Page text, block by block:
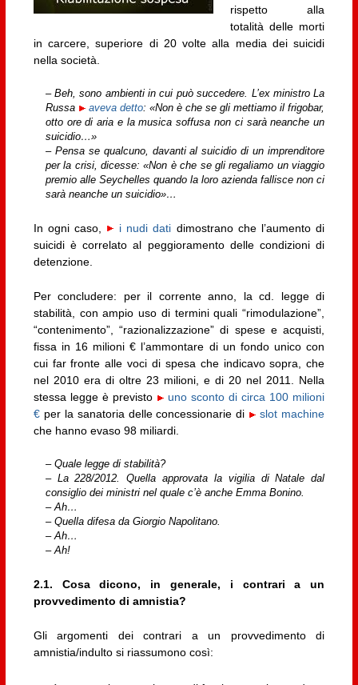
rispetto alla
totalità delle morti
in carcere, superiore di 20 volte alla media dei suicidi
nella società.
– Beh, sono ambienti in cui può succedere. L’ex ministro La
Russa
aveva detto: «Non è che se gli mettiamo il frigobar,
otto ore di aria e la musica soffusa non ci sarà neanche un
suicidio…»
– Pensa se qualcuno, davanti al suicidio di un imprenditore
per la crisi, dicesse: «Non è che se gli regaliamo un viaggio
premio alle Seychelles quando la loro azienda fallisce non ci
sarà neanche un suicidio»…
In ogni caso, i nudi dati dimostrano che l’aumento di
suicidi è correlato al peggioramento delle condizioni di
detenzione.
Per concludere: per il corrente anno, la cd. legge di
stabilità, con ampio uso di termini quali “rimodulazione”,
“contenimento”, “razionalizzazione” di spese e acquisti,
fissa in 16 milioni € l’ammontare di un fondo unico con
cui far fronte alle voci di spesa che indicavo sopra, che
nel 2010 era di oltre 23 milioni, e di 20 nel 2011. Nella
stessa legge è previsto
uno sconto di circa 100 milioni
€per la sanatoria delle concessionarie di
slot machine
che hanno evaso 98 miliardi.
– Quale legge di stabilità?
– La 228/2012. Quella approvata la vigilia di Natale dal
consiglio dei ministri nel quale c’è anche Emma Bonino.
– Ah…
– Quella difesa da Giorgio Napolitano.
– Ah…
– Ah!
2.1. Cosa dicono, in generale, i contrari a un
provvedimento di amnistia?
Gli argomenti dei contrari a un provvedimento di
amnistia/indulto si riassumono così: